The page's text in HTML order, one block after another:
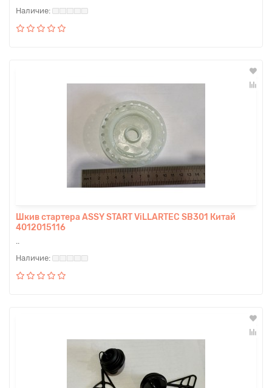
Шкив стартера ASSY START ViLLARTEC SB301 Китай
4012015116
..